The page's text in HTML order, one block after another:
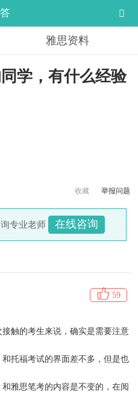
雅思资料
学，有什么经验
举报问题
收藏
专业老师 在线咨询
59
触的考生来说，确实是需要注意
托福考试的界面差不多，但是也
雅思笔考的内容是不变的，在阅